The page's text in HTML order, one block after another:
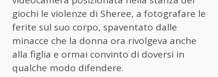
giochi le violenze di Sheree, a fotografare le
ferite sul suo corpo, spaventato dalle
minacce che la donna ora rivolgeva anche
alla figlia e ormai convinto di doversi in
qualche modo difendere.